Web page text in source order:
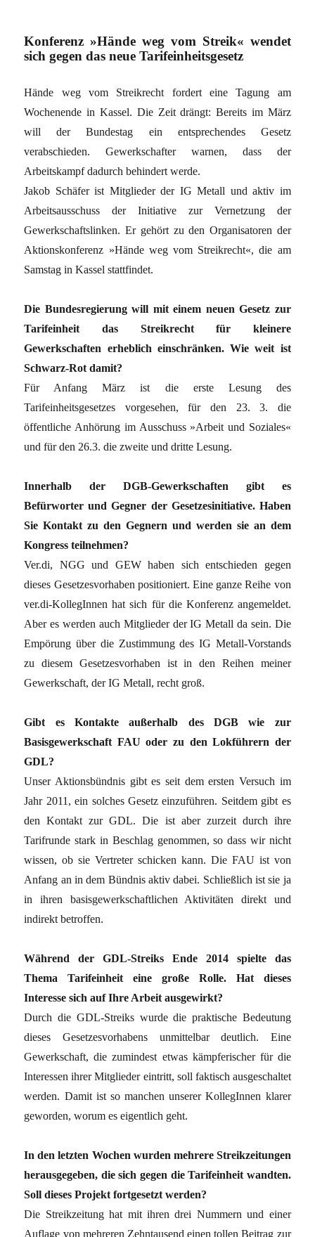
Konferenz »Hände weg vom Streik« wendet
sich gegen das neue Tarifeinheitsgesetz
Hände weg vom Streikrecht fordert eine Tagung am
Wochenende in Kassel. Die Zeit drängt: Bereits im März
will der Bundestag ein entsprechendes Gesetz
verabschieden. Gewerkschafter warnen, dass der
Arbeitskampf dadurch behindert werde.
Jakob Schäfer ist Mitglieder der IG Metall und aktiv im
Arbeitsausschuss der Initiative zur Vernetzung der
Gewerkschaftslinken. Er gehört zu den Organisatoren der
Aktionskonferenz »Hände weg vom Streikrecht«, die am
Samstag in Kassel stattfindet.
Die Bundesregierung will mit einem neuen Gesetz zur
Tarifeinheit das Streikrecht für kleinere
Gewerkschaften erheblich einschränken. Wie weit ist
Schwarz-Rot damit?
Für Anfang März ist die erste Lesung des
Tarifeinheitsgesetzes vorgesehen, für den 23. 3. die
öffentliche Anhörung im Ausschuss »Arbeit und Soziales«
und für den 26.3. die zweite und dritte Lesung.
Innerhalb der DGB-Gewerkschaften gibt es
Befürworter und Gegner der Gesetzesinitiative. Haben
Sie Kontakt zu den Gegnern und werden sie an dem
Kongress teilnehmen?
Ver.di, NGG und GEW haben sich entschieden gegen
dieses Gesetzesvorhaben positioniert. Eine ganze Reihe von
ver.di-KollegInnen hat sich für die Konferenz angemeldet.
Aber es werden auch Mitglieder der IG Metall da sein. Die
Empörung über die Zustimmung des IG Metall-Vorstands
zu diesem Gesetzesvorhaben ist in den Reihen meiner
Gewerkschaft, der IG Metall, recht groß.
Gibt es Kontakte außerhalb des DGB wie zur
Basisgewerkschaft FAU oder zu den Lokführern der
GDL?
Unser Aktionsbündnis gibt es seit dem ersten Versuch im
Jahr 2011, ein solches Gesetz einzuführen. Seitdem gibt es
den Kontakt zur GDL. Die ist aber zurzeit durch ihre
Tarifrunde stark in Beschlag genommen, so dass wir nicht
wissen, ob sie Vertreter schicken kann. Die FAU ist von
Anfang an in dem Bündnis aktiv dabei. Schließlich ist sie ja
in ihren basisgewerkschaftlichen Aktivitäten direkt und
indirekt betroffen.
Während der GDL-Streiks Ende 2014 spielte das
Thema Tarifeinheit eine große Rolle. Hat dieses
Interesse sich auf Ihre Arbeit ausgewirkt?
Durch die GDL-Streiks wurde die praktische Bedeutung
dieses Gesetzesvorhabens unmittelbar deutlich. Eine
Gewerkschaft, die zumindest etwas kämpferischer für die
Interessen ihrer Mitglieder eintritt, soll faktisch ausgeschaltet
werden. Damit ist so manchen unserer KollegInnen klarer
geworden, worum es eigentlich geht.
In den letzten Wochen wurden mehrere Streikzeitungen
herausgegeben, die sich gegen die Tarifeinheit wandten.
Soll dieses Projekt fortgesetzt werden?
Die Streikzeitung hat mit ihren drei Nummern und einer
Auflage von mehreren Zehntausend einen tollen Beitrag zur